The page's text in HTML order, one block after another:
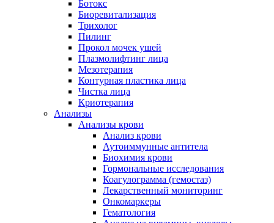
Ботокс
Биоревитализация
Трихолог
Пилинг
Прокол мочек ушей
Плазмолифтинг лица
Мезотерапия
Контурная пластика лица
Чистка лица
Криотерапия
Анализы
Анализы крови
Анализ крови
Аутоиммунные антитела
Биохимия крови
Гормональные исследования
Коагулограмма (гемостаз)
Лекарственный мониторинг
Онкомаркеры
Гематология